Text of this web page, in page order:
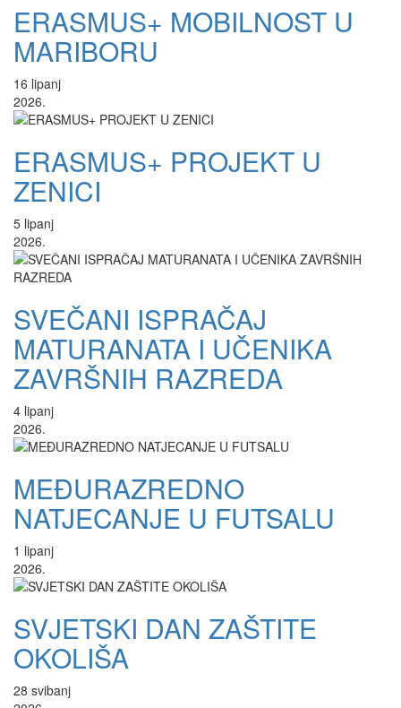
ERASMUS+ MOBILNOST U
MARIBORU
16 lipanj
2026.
ERASMUS+ PROJEKT U
ZENICI
5 lipanj
2026.
SVEČANI ISPRAČAJ
MATURANATA I UČENIKA
ZAVRŠNIH RAZREDA
4 lipanj
2026.
MEĐURAZREDNO
NATJECANJE U FUTSALU
1 lipanj
2026.
SVJETSKI DAN ZAŠTITE
OKOLIŠA
28 svibanj